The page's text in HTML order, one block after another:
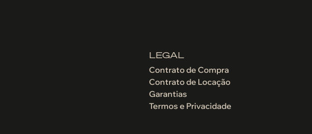
LEGAL
Contrato de Compra
Contrato de Locação
Garantias
Termos e Privacidade